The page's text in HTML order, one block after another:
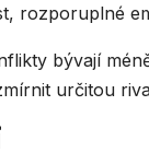
rozporuplné
bývají
určitou